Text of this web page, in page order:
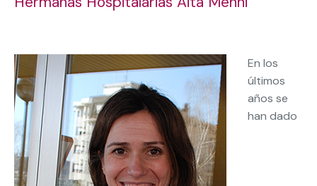
En los
últimos
años se
han dado